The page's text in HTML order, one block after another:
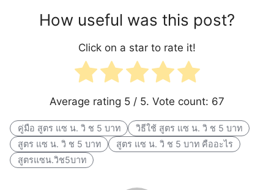
How useful was this post?
Click on a star to rate it!
Average rating 5 / 5. Vote count: 67
คู่มือ สูตร แซ น. วิ ช 5 บาท
วิธีใช้ สูตร แซ น. วิ ช 5 บาท
สูตร แซ น. วิ ช 5 บาท
สูตร แซ น. วิ ช 5 บาท คืออะไร
สูตรแซน.วิช5บาท